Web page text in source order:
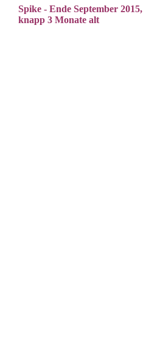
Spike - Ende September 2015,
knapp 3 Monate alt